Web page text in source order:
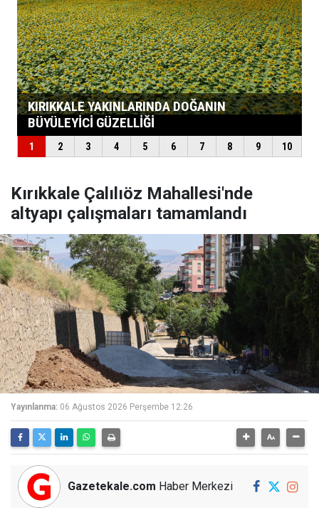
Kırıkkale Çalılıöz Mahallesi'nde
altyapı çalışmaları tamamlandı
Yayınlanma: 06 Ağustos 2026 Perşembe 12:26
Gazetekale.com Haber Merkezi